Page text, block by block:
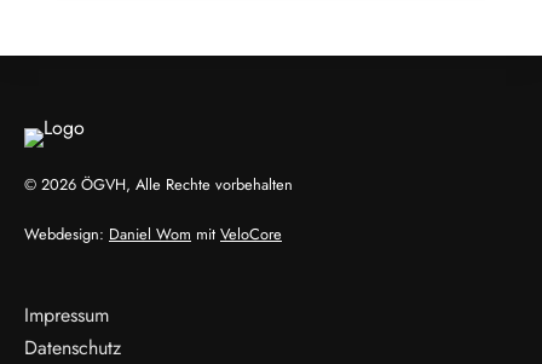
© 2026 ÖGVH, Alle Rechte vorbehalten
Webdesign: Daniel Wom mit VeloCore
Impressum
Datenschutz